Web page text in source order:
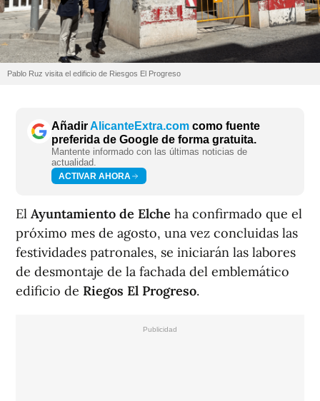
Pablo Ruz visita el edificio de Riesgos El Progreso
AñadirAlicanteExtra.com como fuente
preferida de Google de forma gratuita.
Mantente informado con las últimas noticias de
actualidad.
ACTIVAR AHORA
El Ayuntamiento de Elche ha confirmado que el
próximo mes de agosto, una vez concluidas las
festividades patronales, se iniciarán las labores
de desmontaje de la fachada del emblemático
edificio de Riegos El Progreso.